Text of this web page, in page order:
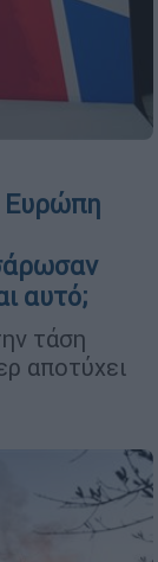
Ευρώπη
αυτό;
τάση
αποτύχει